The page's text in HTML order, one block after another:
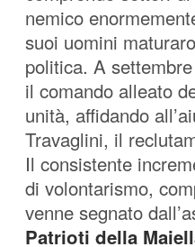
nemico
suoi uomini
politica. A
il comando alleato
unità, affidando
Travaglini, il
Il consistente
di volontarismo,
venne segnato
Patrioti della